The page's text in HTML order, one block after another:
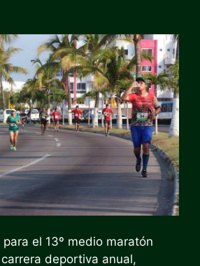
el 13º medio maratón
deportiva anual,